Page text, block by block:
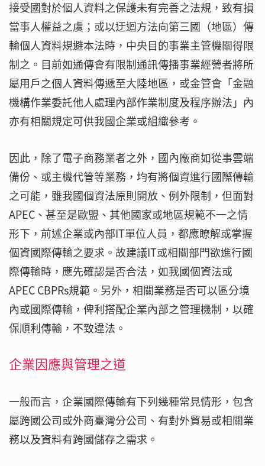
接受國對於個人資料之保護未有完善之法規，致有損
當事人權益之虞；或以迂迴方法向第三國（地區）傳
輸個人資料規避本法時，中央目的事業主管機關得限
制之。目前如通傳會有限制通訊傳播事業經營者將所
屬用戶之個人資料傳遞至大陸地區，或金管會「金融
機構作業委託他人處理內部作業制度及程序辦法」內
亦有相關規定可供我國企業或組織參考。
因此，除了電子商務業者之外，國內廠商如從事雲端
備份、或主機代管等業務，均有將個資進行國際傳輸
之可能，雖我國個資法原則開放、例外限制，但面對
APEC、甚至是歐盟、其他國家或地區規範不一之情
形下，前述企業或內部IT單位人員，都應瞭解或掌握
個資國際傳輸之要求。故建議IT或相關部門欲進行國
際傳輸時，應先確認是否合法，如我國個資法或
APEC CBPRs規範。另外，相關業務是否可以區分境
內或國際傳輸，俾利搭配企業內部之管理機制，以確
保順利傳輸，不致違法。
企業因應與管理之道
一般而言，企業國際傳輸有下列幾種常見情形，包含
屬跨國公司或外商臺灣分公司、有對外貿易或相關業
務以及資料有跨國儲存之需求。